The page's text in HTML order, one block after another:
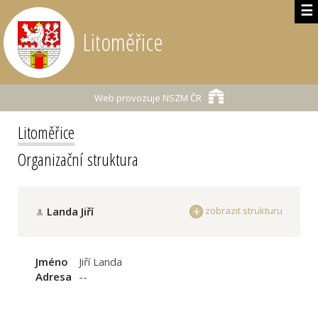
☰
Litoměřice
Web provozuje NSZM ČR
Litoměřice
Organizační struktura
zobrazit strukturu
Landa Jiří
Jméno
Jiří Landa
Adresa --